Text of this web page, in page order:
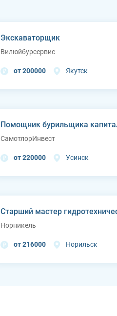
Экскаваторщик
Вилюйбурсервис
от 200000 Якутск
СамотлорИнвест
от 220000 Усинск
Норникель
от 216000 Норильск